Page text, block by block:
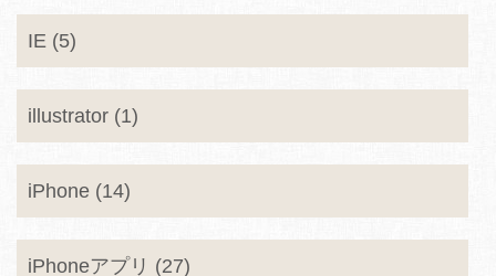
IE (5)
illustrator (1)
iPhone (14)
iPhoneアプリ (27)